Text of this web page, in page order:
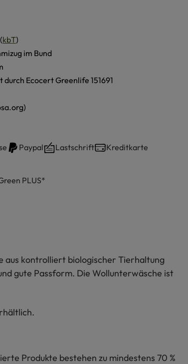
kbT)
im Bund
Ecocert Greenlife 151691
Paypal Lastschrift Kreditkarte
PLUS*
aus kontrolliert biologischer Tierhaltung
gute Passform. Die Wollunterwäsche ist
Produkte bestehen zu mindestens 70 %